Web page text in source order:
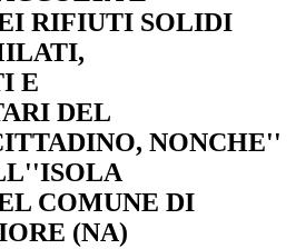
RIFIUTI SOLIDI
E
DEL
NONCHE''
COMUNE DI
(NA)